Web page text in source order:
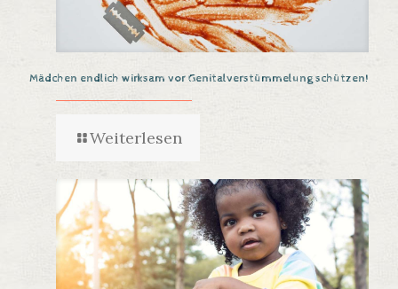
Mädchen endlich wirksam vor Genitalverstümmelung schützen!
Weiterlesen